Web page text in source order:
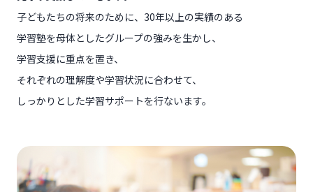
子どもたちの将来のために、30年以上の実績のある
学習塾を母体としたグループの強みを生かし、
学習支援に重点を置き、
それぞれの理解度や学習状況に合わせて、
しっかりとした学習サポートを行ないます。